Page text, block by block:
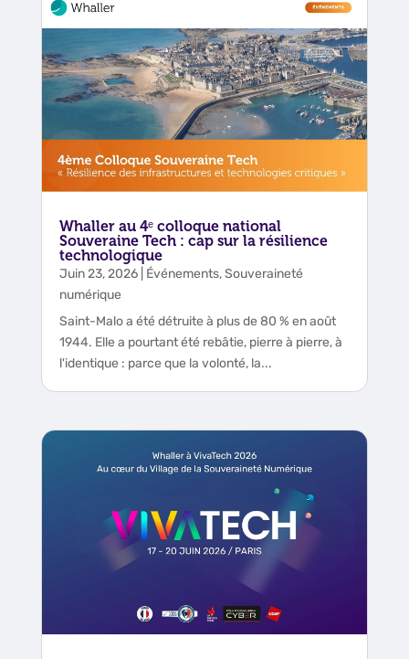
Whaller au 4ᵉ colloque national
Souveraine Tech : cap sur la résilience
technologique
Juin 23, 2026| Événements,Souveraineté
numérique
Saint-Malo a été détruite à plus de 80 % en août
1944. Elle a pourtant été rebâtie, pierre à pierre, à
l'identique : parce que la volonté, la...